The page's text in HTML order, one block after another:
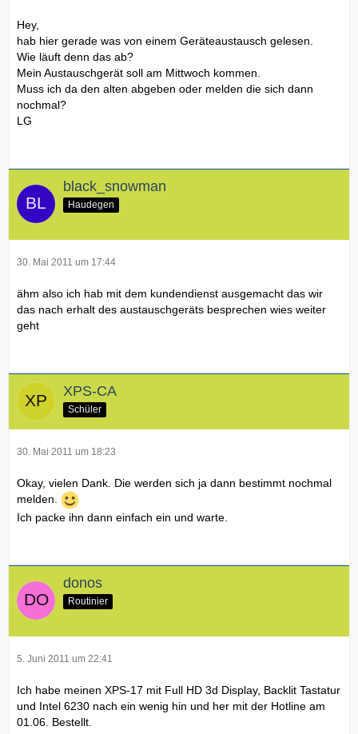
Hey,
hab hier gerade was von einem Geräteaustausch gelesen.
Wie läuft denn das ab?
Mein Austauschgerät soll am Mittwoch kommen.
Muss ich da den alten abgeben oder melden die sich dann
nochmal?
LG
black_snowman
Haudegen
30. Mai 2011 um 17:44
ähm also ich hab mit dem kundendienst ausgemacht das wir
das nach erhalt des austauschgeräts besprechen wies weiter
geht
XPS-CA
Schüler
30. Mai 2011 um 18:23
Okay, vielen Dank. Die werden sich ja dann bestimmt nochmal
melden.
Ich packe ihn dann einfach ein und warte.
donos
Routinier
5. Juni 2011 um 22:41
Ich habe meinen XPS-17 mit Full HD 3d Display, Backlit Tastatur
und Intel 6230 nach ein wenig hin und her mit der Hotline am
01.06. Bestellt.